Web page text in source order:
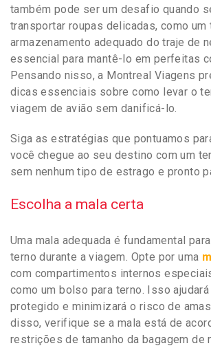
também pode ser um desafio quando
transportar roupas delicadas, como um
armazenamento adequado do traje de
essencial para mantê-lo em perfeitas
Pensando nisso, a Montreal Viagens
dicas essenciais sobre como levar o
viagem de avião sem danificá-lo.
Siga as estratégias que pontuamos
você chegue ao seu destino com um
sem nenhum tipo de estrago e pronto
Escolha a mala certa
Uma mala adequada é fundamental
terno durante a viagem. Opte por uma
com compartimentos internos
como um bolso para terno. Isso
protegido e minimizará o risco de
disso, verifique se a mala está de
restrições de tamanho da bagagem de